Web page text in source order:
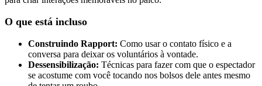
O que está incluso
Construindo Rapport: Como usar o contato físico e a
conversa para deixar os voluntários à vontade.
Dessensibilização: Técnicas para fazer com que o espectador
se acostume com você tocando nos bolsos dele antes mesmo